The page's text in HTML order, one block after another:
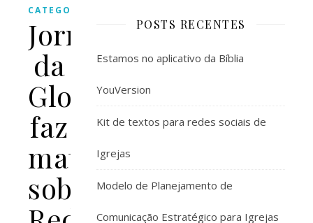
CATEGORIA
Jornal
da
Globo
faz
matéria
sobre
POSTS RECENTES
Estamos no aplicativo da Bíblia
YouVersion
Kit de textos para redes sociais de
Igrejas
Modelo de Planejamento de
Comunicação Estratégico para Igrejas